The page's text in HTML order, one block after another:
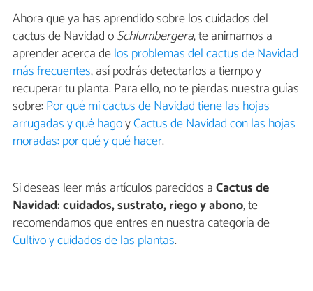
Ahora que ya has aprendido sobre los cuidados del
cactus de Navidad oSchlumbergera, te animamos a
aprender acerca delos problemas del cactus de Navidad
más frecuentes, así podrás detectarlos a tiempo y
recuperar tu planta. Para ello, no te pierdas nuestra guías
sobre:Por qué mi cactus de Navidad tiene las hojas
arrugadas y qué hagoyCactus de Navidad con las hojas
moradas: por qué y qué hacer.
Si deseas leer más artículos parecidos aCactus de
Navidad: cuidados, sustrato, riego y abono, te
recomendamos que entres en nuestra categoría de
Cultivo y cuidados de las plantas.